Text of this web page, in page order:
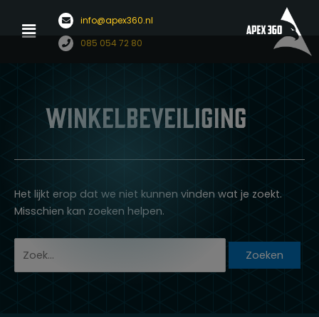
info@apex360.nl
085 054 72 80
Menu
Winkelbeveiliging
Het lijkt erop dat we niet kunnen vinden wat je zoekt.
Misschien kan zoeken helpen.